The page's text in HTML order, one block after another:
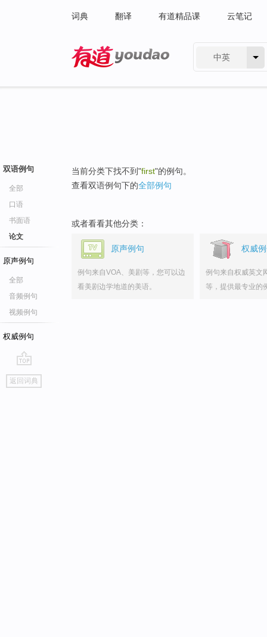
词典 翻译 有道精品课 云笔记
中英
双语例句
全部
口语
书面语
论文
原声例句
全部
音频例句
视频例句
权威例句
go
top
返回词典
当前分类下找不到"first"的例句。
查看双语例句下的全部例句
或者看看其他分类：
原声例句
例句来自VOA、美剧等，您可以边
看美剧边学地道的美语。
权威
例句来自权威英文
等，提供最专业的